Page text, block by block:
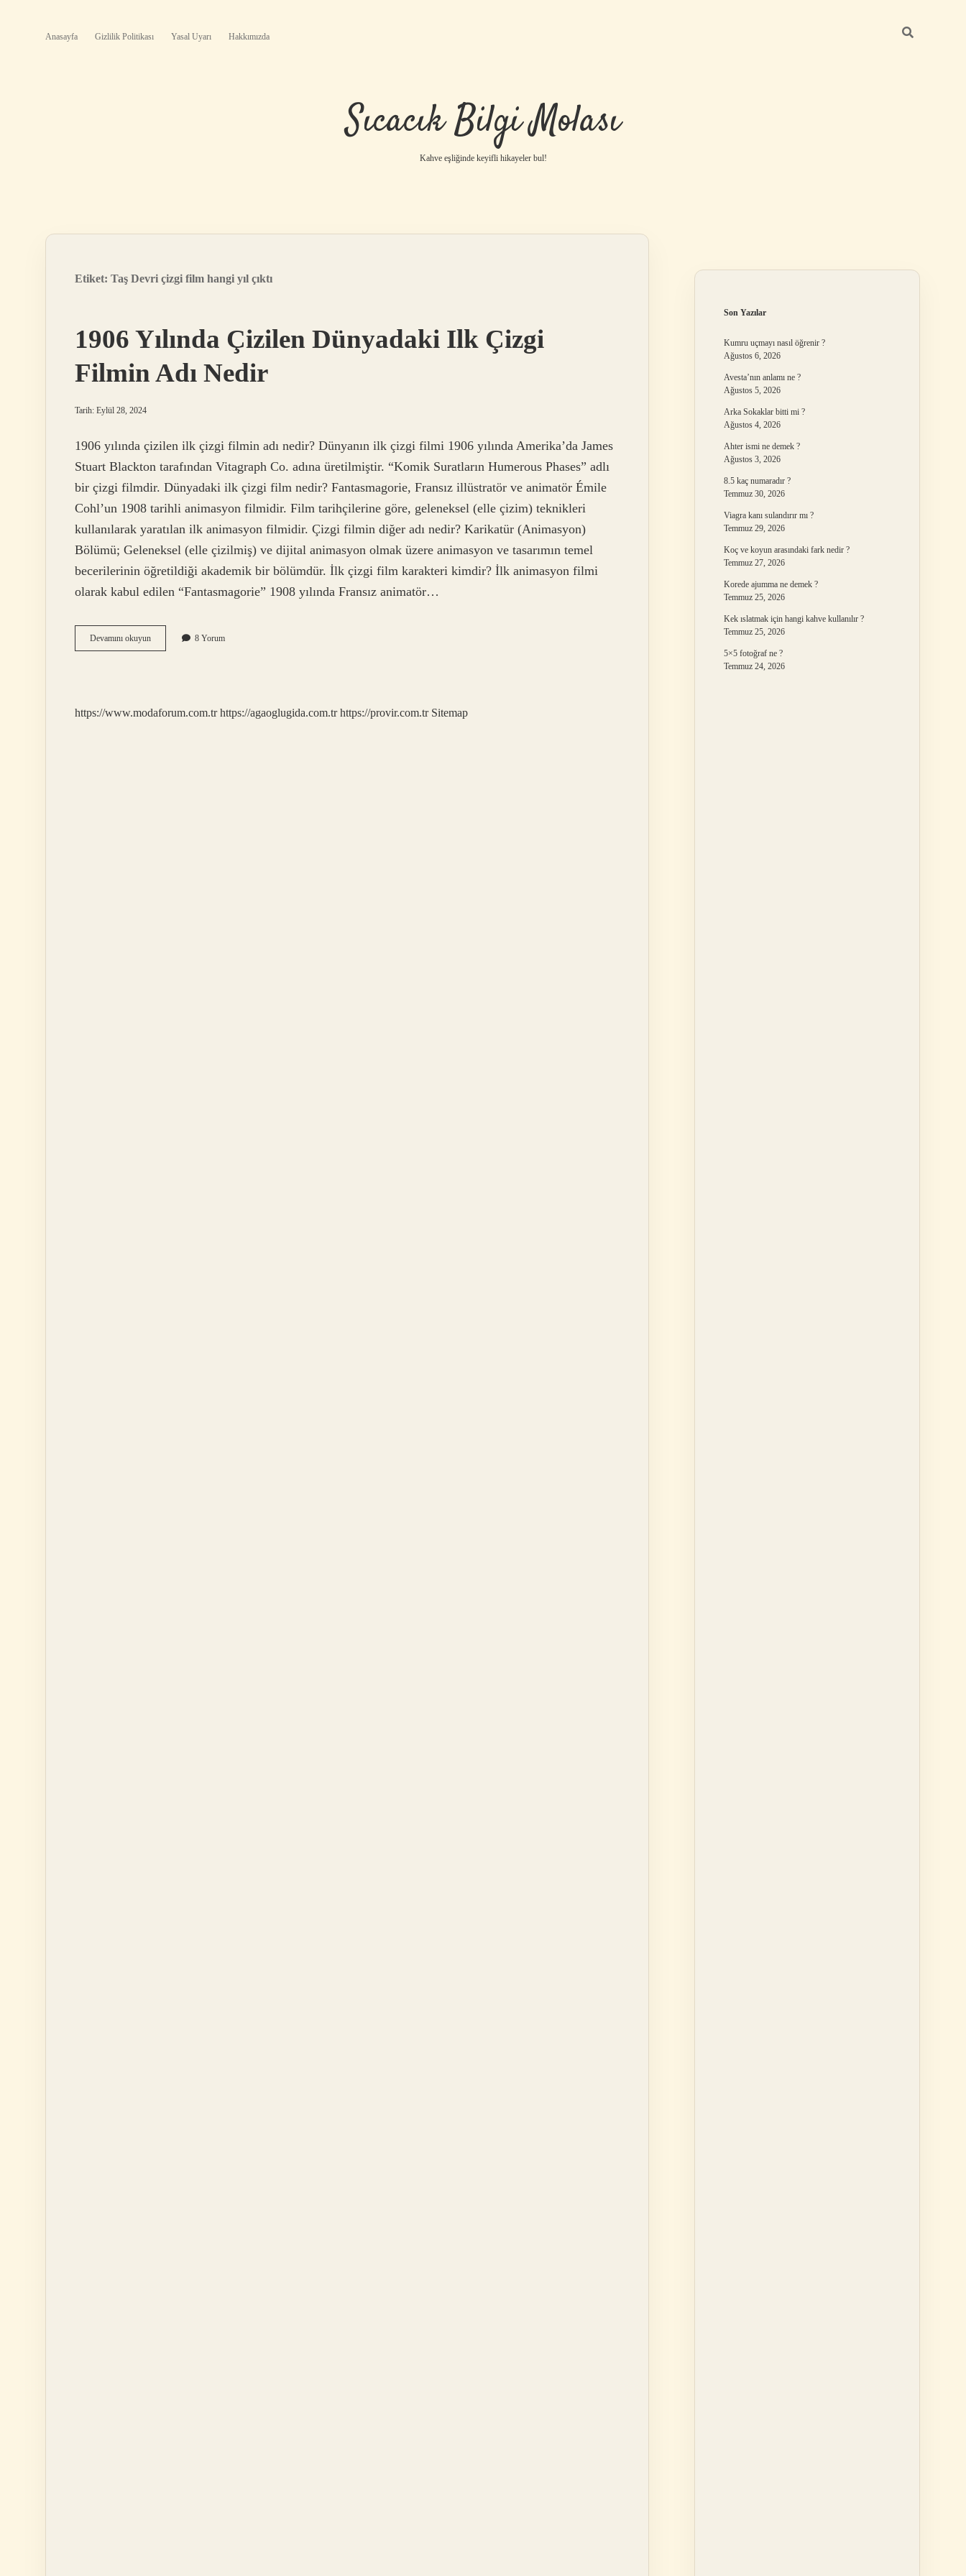
Anasayfa Gizlilik Politikası Yasal Uyarı Hakkımızda
Sıcacık Bilgi Molası
Kahve eşliğinde keyifli hikayeler bul!
Etiket: Taş Devri çizgi film hangi yıl çıktı
1906 Yılında Çizilen Dünyadaki Ilk Çizgi
Filmin Adı Nedir
Tarih: Eylül 28, 2024
1906 yılında çizilen ilk çizgi filmin adı nedir? Dünyanın ilk çizgi filmi 1906 yılında Amerika’da James
Stuart Blackton tarafından Vitagraph Co. adına üretilmiştir. “Komik Suratların Humerous Phases” adlı
bir çizgi filmdir. Dünyadaki ilk çizgi film nedir? Fantasmagorie, Fransız illüstratör ve animatör Émile
Cohl’un 1908 tarihli animasyon filmidir. Film tarihçilerine göre, geleneksel (elle çizim) teknikleri
kullanılarak yaratılan ilk animasyon filmidir. Çizgi filmin diğer adı nedir? Karikatür (Animasyon)
Bölümü; Geleneksel (elle çizilmiş) ve dijital animasyon olmak üzere animasyon ve tasarımın temel
becerilerinin öğretildiği akademik bir bölümdür. İlk çizgi film karakteri kimdir? İlk animasyon filmi
olarak kabul edilen “Fantasmagorie” 1908 yılında Fransız animatör…
Devamını okuyun1906
Yılında
Filmin
8 Yorum
https://www.modaforum.com.tr https://agaoglugida.com.tr https://provir.com.tr Sitemap
Son Yazılar
Kumru uçmayı nasıl öğrenir ?
Ağustos 6, 2026
Avesta’nın anlamı ne ?
Ağustos 5, 2026
Arka Sokaklar bitti mi ?
Ağustos 4, 2026
Ahter ismi ne demek ?
Ağustos 3, 2026
8.5 kaç numaradır ?
Temmuz 30, 2026
Viagra kanı sulandırır mı ?
Temmuz 29, 2026
Koç ve koyun arasındaki fark nedir ?
Temmuz 27, 2026
Korede ajumma ne demek ?
Temmuz 25, 2026
Kek ıslatmak için hangi kahve kullanılır ?
Temmuz 25, 2026
5×5 fotoğraf ne ?
Temmuz 24, 2026